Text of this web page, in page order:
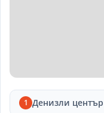
1 Денизли